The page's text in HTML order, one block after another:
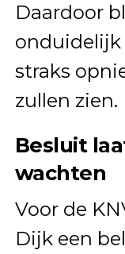
Daardoor
onduidelijk
straks
zullen zien.
Besluit
wachten
Voor de
Dijk een